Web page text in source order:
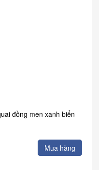
đồng men xanh biển
Mua hàng